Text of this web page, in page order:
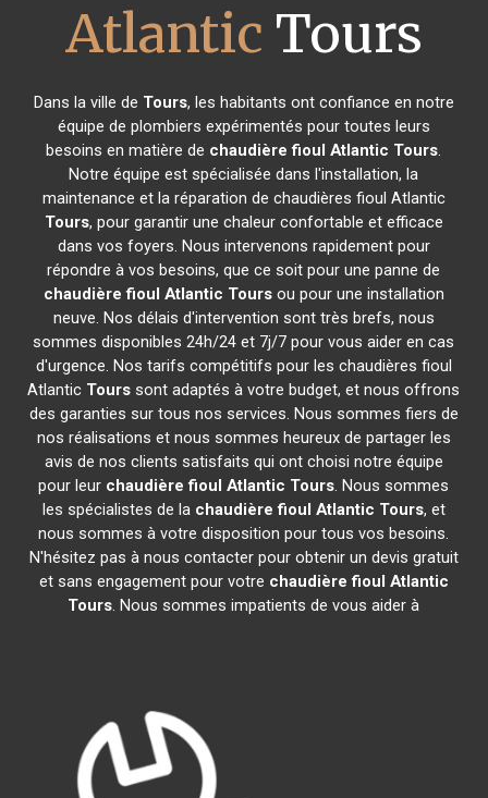
Atlantic Tours
Dans la ville de Tours, les habitants ont confiance en notre
équipe de plombiers expérimentés pour toutes leurs
besoins en matière de chaudière fioul Atlantic Tours.
Notre équipe est spécialisée dans l'installation, la
maintenance et la réparation de chaudières fioul Atlantic
Tours, pour garantir une chaleur confortable et efficace
dans vos foyers. Nous intervenons rapidement pour
répondre à vos besoins, que ce soit pour une panne de
chaudière fioul Atlantic Toursou pour une installation
neuve. Nos délais d'intervention sont très brefs, nous
sommes disponibles 24h/24 et 7j/7 pour vous aider en cas
d'urgence. Nos tarifs compétitifs pour les chaudières fioul
Atlantic Tours sont adaptés à votre budget, et nous offrons
des garanties sur tous nos services. Nous sommes fiers de
nos réalisations et nous sommes heureux de partager les
avis de nos clients satisfaits qui ont choisi notre équipe
pour leur chaudière fioul Atlantic Tours. Nous sommes
les spécialistes de la chaudière fioul Atlantic Tours, et
nous sommes à votre disposition pour tous vos besoins.
N'hésitez pas à nous contacter pour obtenir un devis gratuit
et sans engagement pour votre chaudière fioul Atlantic
Tours. Nous sommes impatients de vous aider à